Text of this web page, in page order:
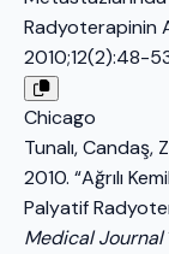
Radyoterapinin
2010;12(2):48-
Chicago
Tunalı, Candaş,
2010. “Ağrılı
Palyatif
Medical Journal